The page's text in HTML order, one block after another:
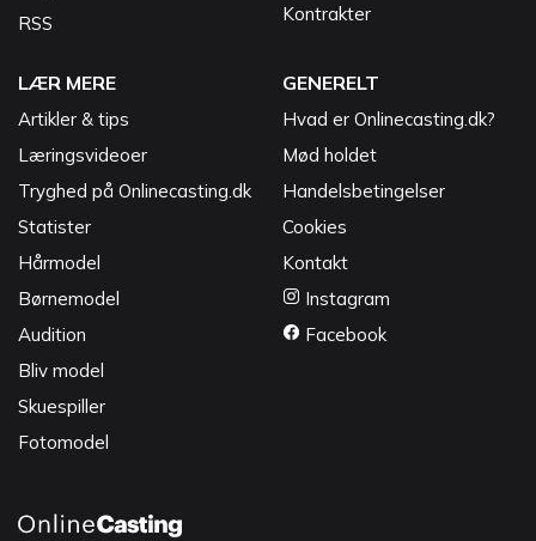
RSS
Kontrakter
LÆR MERE
Artikler & tips
Læringsvideoer
Tryghed på Onlinecasting.dk
Statister
Hårmodel
Børnemodel
Audition
Bliv model
Skuespiller
Fotomodel
GENERELT
Hvad er Onlinecasting.dk?
Mød holdet
Handelsbetingelser
Cookies
Kontakt
Instagram
Facebook